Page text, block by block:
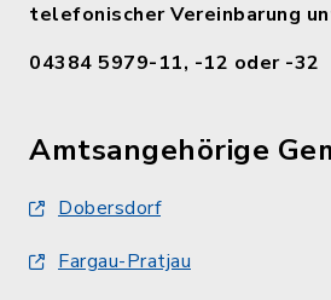
telefonischer Vereinbarung
04384 5979-11, -12 oder -32
Amtsangehörige
Dobersdorf
Fargau-Pratjau